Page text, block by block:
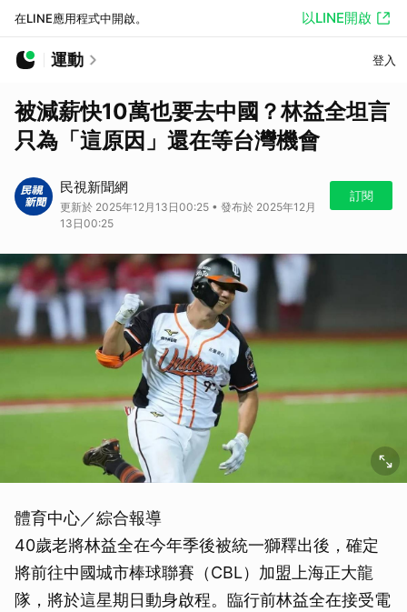
在LINE應用程式中開啟。 以LINE開啟
運動 登入
被減薪快10萬也要去中國？林益全坦言
只為「這原因」還在等台灣機會
民視新聞網
更新於 2025年12月13日00:25 • 發布於 2025年12月
13日00:25
訂閱
體育中心／綜合報導
40歲老將林益全在今年季後被統一獅釋出後，確定
將前往中國城市棒球聯賽（CBL）加盟上海正大龍
隊，將於這星期日動身啟程。臨行前林益全在接受電